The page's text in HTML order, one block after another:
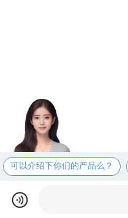
可以介绍下你们的产品么？